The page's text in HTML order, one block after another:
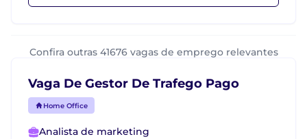
Confira outras 41676 vagas de emprego relevantes
Vaga De Gestor De Trafego Pago
Home Office
Analista de marketing